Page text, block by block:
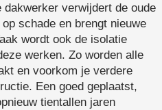
dakwerker verwijdert de oude
schade en brengt nieuwe
wordt ook de isolatie
werken. Zo worden alle
en voorkom je verdere
Een goed geplaatst,
tientallen jaren